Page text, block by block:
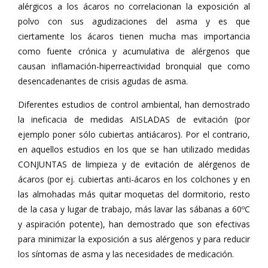
alérgicos a los ácaros no correlacionan la exposición al
polvo con sus agudizaciones del asma y es que
ciertamente los ácaros tienen mucha mas importancia
como fuente crónica y acumulativa de alérgenos que
causan inflamación-hiperreactividad bronquial que como
desencadenantes de crisis agudas de asma.
Diferentes estudios de control ambiental, han demostrado
la ineficacia de medidas AISLADAS de evitación (por
ejemplo poner sólo cubiertas antiácaros). Por el contrario,
en aquellos estudios en los que se han utilizado medidas
CONJUNTAS de limpieza y de evitación de alérgenos de
ácaros (por ej. cubiertas anti-ácaros en los colchones y en
las almohadas más quitar moquetas del dormitorio, resto
de la casa y lugar de trabajo, más lavar las sábanas a 60ºC
y aspiración potente), han demostrado que son efectivas
para minimizar la exposición a sus alérgenos y para reducir
los síntomas de asma y las necesidades de medicación.